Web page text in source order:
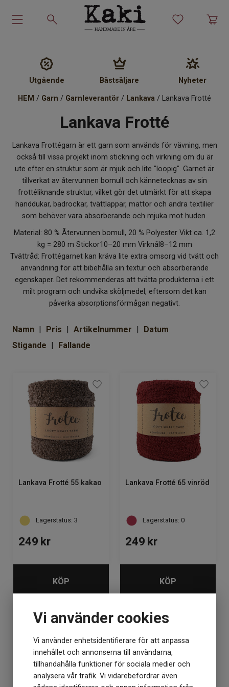
Vi använder cookies
Vi använder enhetsidentifierare för att anpassa
innehållet och annonserna till användarna,
tillhandahålla funktioner för sociala medier och
analysera vår trafik. Vi vidarebefordrar även
Garn
Stickmönster
Ullprodukter
Presenter
Kakiskolan
Om Kaki
Utgående Bästsäljare Nyheter
HEM / Garn / Garnleverantör / Lankava / Lankava Frotté
Lankava Frotté
Lankava Frottégarn är ett garn som används för vävning, men
också till vissa projekt inom stickning och virkning om du är
ute efter en struktur som är mjuk och lite "loopig". Garnet är
tillverkat av återvunnen bomull och kännetecknas av sin
frottéliknande struktur, vilket gör det utmärkt för att skapa
handdukar, badrockar, tvättlappar, mattor och andra textilier
som behöver vara absorberande och mjuka mot huden.
Material: 80 % Återvunnen bomull, 20 % Polyester Vikt ca. 1,2
kg = 280 m Stickor10–20 mm Virknål8–12 mm
Tvättråd: Frottégarnet kan kräva lite extra omsorg vid tvätt och
användning för att bibehålla sin textur och absorberande
egenskaper. Det rekommenderas att tvätta produkterna i ett
milt program och undvika sköljmedel, eftersom det kan
påverka absorptionsförmågan negativt.
Namn Pris Artikelnummer
Datum
Stigande
Fallande
Lankava Frotté 55 kakao
Lagerstatus: 3
249 kr
KÖP
Lankava Frotté 65 vinröd
Lagerstatus: 0
249 kr
KÖP